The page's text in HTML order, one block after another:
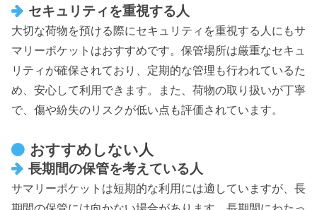
セキュリティを重視する人
大切な荷物を預ける際にセキュリティを重視する人にもサ
マリーポケットはおすすめです。保管場所は厳重なセキュ
リティが確保されており、定期的な管理も行われているた
め、安心して利用できます。また、荷物の取り扱いが丁寧
で、傷や紛失のリスクが低い点も評価されています。
おすすめしない人
長期間の保管を考えている人
サマリーポケットは短期的な利用には適していますが、長